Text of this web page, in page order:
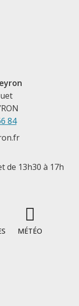
84
de 13h30 à 17h
MÉTÉO